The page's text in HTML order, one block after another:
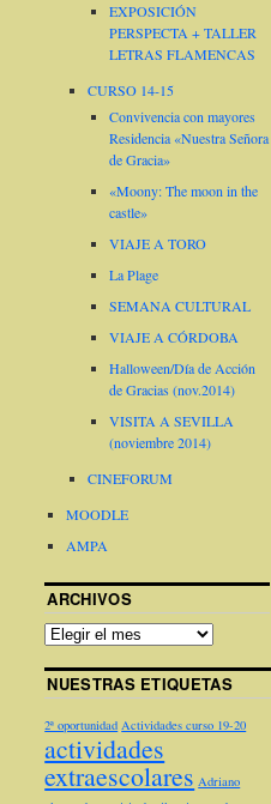
EXPOSICIÓN
PERSPECTA + TALLER
LETRAS FLAMENCAS
CURSO 14-15
Convivencia con mayores
Residencia «Nuestra Señora
de Gracia»
«Moony: The moon in the
castle»
VIAJE A TORO
La Plage
SEMANA CULTURAL
VIAJE A CÓRDOBA
Halloween/Día de Acción
de Gracias (nov.2014)
VISITA A SEVILLA
(noviembre 2014)
CINEFORUM
MOODLE
AMPA
ARCHIVOS
NUESTRAS ETIQUETAS
2ª oportunidad Actividades curso 19-20
actividades
extraescolares Adriano